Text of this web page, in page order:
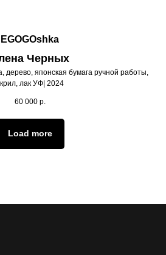
EGOGOshka
Черных
дерево, японская бумага ручной работы,
лак УФ| 2024
60 000 р.
Load more